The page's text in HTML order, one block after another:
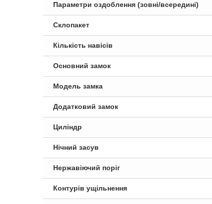
Параметри оздоблення (зовні/всередині)
Склопакет
Кількість навісів
Основний замок
Модель замка
Додатковий замок
Циліндр
Нічний засув
Нержавіючий поріг
Контурів ущільнення